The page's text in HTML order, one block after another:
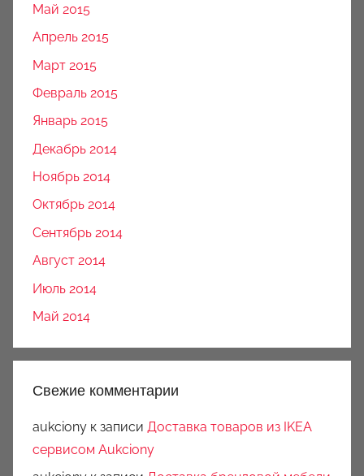
Май 2015
Апрель 2015
Март 2015
Февраль 2015
Январь 2015
Декабрь 2014
Ноябрь 2014
Октябрь 2014
Сентябрь 2014
Август 2014
Июль 2014
Май 2014
Свежие комментарии
aukciony к записи Доставка товаров из IKEA
сервисом Aukciony